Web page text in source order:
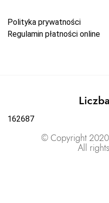
Polityka prywatności
Regulamin płatności online
162687
© Copyright 2020
All